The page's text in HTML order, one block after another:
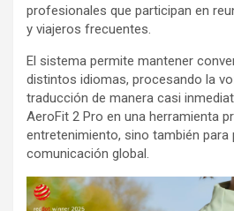
profesionales que participan en
y viajeros frecuentes.
El sistema permite mantener
distintos idiomas, procesando la
traducción de manera casi
AeroFit 2 Pro en una herramienta
entretenimiento, sino también para
comunicación global.